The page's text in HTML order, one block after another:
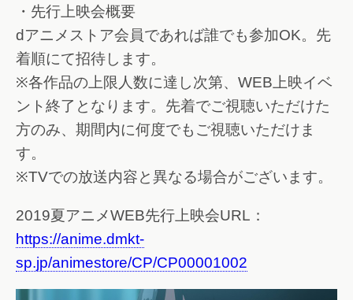
・先行上映会概要
dアニメストア会員であれば誰でも参加OK。先
着順にて招待します。
※各作品の上限人数に達し次第、WEB上映イベ
ント終了となります。先着でご視聴いただけた
方のみ、期間内に何度でもご視聴いただけま
す。
※TVでの放送内容と異なる場合がございます。
2019夏アニメWEB先行上映会URL：
https://anime.dmkt-
sp.jp/animestore/CP/CP00001002